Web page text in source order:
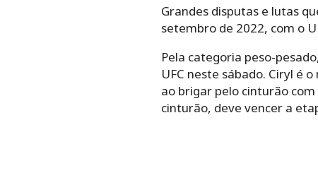
Grandes disputas e lutas
setembro de 2022, com o
Pela categoria peso-
UFC neste sábado. Ciryl é
ao brigar pelo cinturão
cinturão, deve vencer a